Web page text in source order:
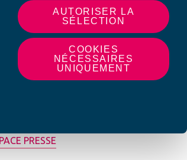
AUTORISER LA
SÉLECTION
COOKIES
NÉCESSAIRES
UNIQUEMENT
PRESSE